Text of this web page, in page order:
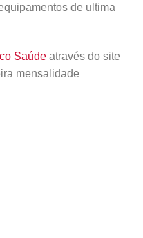
de ultima
Saúde através do site
mensalidade